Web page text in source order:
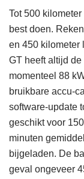
Tot 500
best doen.
en 450 kilometer
GT heeft altijd
momenteel 88
bruikbare accu-
software-update
geschikt voor
minuten
bijgeladen. De
geval ongeveer